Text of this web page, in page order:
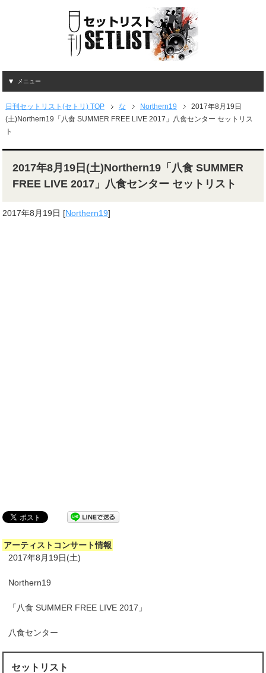
メニュー
日刊セットリスト(セトリ) TOP な Northern19
2017年8月19日
(土)Northern19「八食 SUMMER FREE LIVE 2017」八食センター セットリス
ト
2017年8月19日(土)Northern19「八食 SUMMER
FREE LIVE 2017」八食センター セットリスト
2017年8月19日 [Northern19]
アーティストコンサート情報
2017年8月19日(土)
Northern19
「八食 SUMMER FREE LIVE 2017」
八食センター
セットリスト